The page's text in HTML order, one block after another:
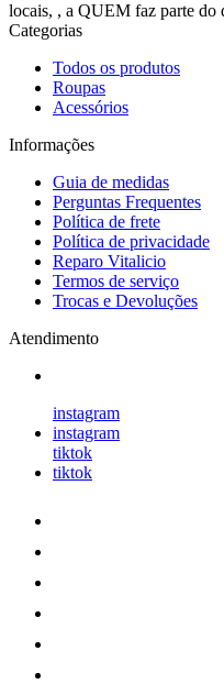
locais, , a QUEM faz parte do
Categorias
Todos os produtos
Roupas
Acessórios
Informações
Guia de medidas
Perguntas Frequentes
Política de frete
Política de privacidade
Reparo Vitalicio
Termos de serviço
Trocas e Devoluções
Atendimento
instagram
instagram
tiktok
tiktok